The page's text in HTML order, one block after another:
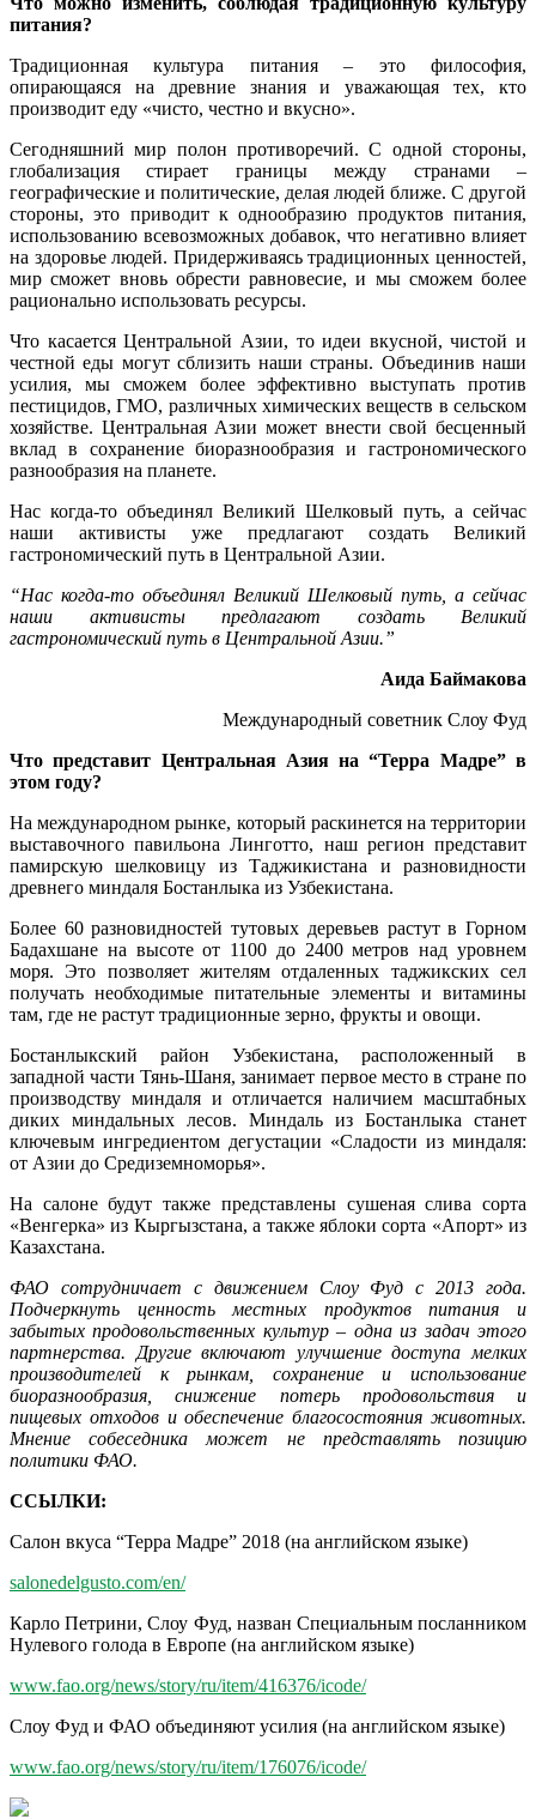
питания?
Традиционная культура питания – это философия,
опирающаяся на древние знания и уважающая тех, кто
производит еду «чисто, честно и вкусно».
Сегодняшний мир полон противоречий. С одной стороны,
глобализация стирает границы между странами –
географические и политические, делая людей ближе. С другой
стороны, это приводит к однообразию продуктов питания,
использованию всевозможных добавок, что негативно влияет
на здоровье людей. Придерживаясь традиционных ценностей,
мир сможет вновь обрести равновесие, и мы сможем более
рационально использовать ресурсы.
Что касается Центральной Азии, то идеи вкусной, чистой и
честной еды могут сблизить наши страны. Объединив наши
усилия, мы сможем более эффективно выступать против
пестицидов, ГМО, различных химических веществ в сельском
хозяйстве. Центральная Азии может внести свой бесценный
вклад в сохранение биоразнообразия и гастрономического
разнообразия на планете.
Нас когда-то объединял Великий Шелковый путь, а сейчас
наши активисты уже предлагают создать Великий
гастрономический путь в Центральной Азии.
“Нас когда-то объединял Великий Шелковый путь, а сейчас
наши активисты предлагают создать Великий
гастрономический путь в Центральной Азии.”
Аида Баймакова
Международный советник Слоу Фуд
Что представит Центральная Азия на “Терра Мадре” в
этом году?
На международном рынке, который раскинется на территории
выставочного павильона Линготто, наш регион представит
памирскую шелковицу из Таджикистана и разновидности
древнего миндаля Бостанлыка из Узбекистана.
Более 60 разновидностей тутовых деревьев растут в Горном
Бадахшане на высоте от 1100 до 2400 метров над уровнем
моря. Это позволяет жителям отдаленных таджикских сел
получать необходимые питательные элементы и витамины
там, где не растут традиционные зерно, фрукты и овощи.
Бостанлыкский район Узбекистана, расположенный в
западной части Тянь-Шаня, занимает первое место в стране по
производству миндаля и отличается наличием масштабных
диких миндальных лесов. Миндаль из Бостанлыка станет
ключевым ингредиентом дегустации «Сладости из миндаля:
от Азии до Средиземноморья».
На салоне будут также представлены сушеная слива сорта
«Венгерка» из Кыргызстана, а также яблоки сорта «Апорт» из
Казахстана.
ФАО сотрудничает с движением Слоу Фуд c 2013 года.
Подчеркнуть ценность местных продуктов питания и
забытых продовольственных культур – одна из задач этого
партнерства. Другие включают улучшение доступа мелких
производителей к рынкам, сохранение и использование
биоразнообразия, снижение потерь продовольствия и
пищевых отходов и обеспечение благосостояния животных.
Мнение собеседника может не представлять позицию
политики ФАО.
ССЫЛКИ:
Салон вкуса “Терра Мадре” 2018 (на английском языке)
salonedelgusto.com/en/
Карло Петрини, Слоу Фуд, назван Специальным посланником
Нулевого голода в Европе (на английском языке)
www.fao.org/news/story/ru/item/416376/icode/
Слоу Фуд и ФАО объединяют усилия (на английском языке)
www.fao.org/news/story/ru/item/176076/icode/